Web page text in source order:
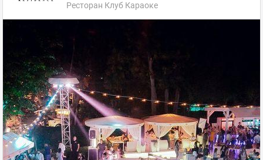
Ресторан Клуб Караоке